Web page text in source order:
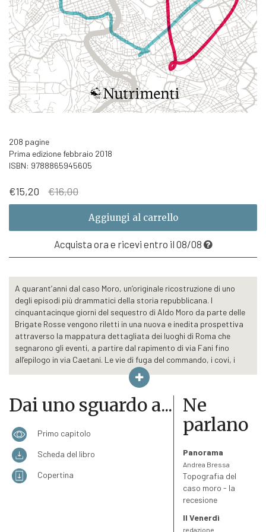
208 pagine
Prima edizione febbraio 2018
ISBN: 9788865945605
€16,00Il
prezzo
originale
era:
€16,00.
€15,20
Il
prezzo
attuale
€15,20.
Aggiungi al carrello
Acquista ora e ricevi entro il 08/08
A quarant’anni dal caso Moro, un’originale ricostruzione di uno
degli episodi più drammatici della storia repubblicana. I
cinquantacinque giorni del sequestro di Aldo Moro da parte delle
Brigate Rosse vengono riletti in una nuova e inedita prospettiva
attraverso la mappatura dettagliata dei luoghi di Roma che
segnarono gli eventi, a partire dal rapimento di via Fani fino
all’epilogo in via Caetani. Le vie di fuga del commando, i covi, i
luoghi di ritrovamento delle lettere di Moro e dei comunicati delle
Br. Un racconto incisivo e documentato, aggiornato con tutte le
novità emerse dai lavori della Seconda Commissione Moro, chiusa
nel dicembre 2017.
Roma, 16 marzo 1978. Intorno alle nove, Aldo Moro lascia la sua
abitazione in via del Forte Trionfale. Dopo qualche minuto è in via
Fani, punto di partenza di una vicenda che si concluderà
cinquantacinque giorni dopo, il 9 maggio, in via Caetani, con il
ritrovamento del corpo senza vita del presidente della
Democrazia cristiana.
Tra via Fani e via Caetani ci sono circa otto chilometri di distanza.
Uno spazio ridotto, che nel corso del sequestro si dilata e si
infittisce al punto da disegnare una mappa intricatissima. Decine
di luoghi, noti e meno noti, che rappresentano snodi fondamentali.
Dai uno sguardo a...
Primo capitolo
Scheda del libro
Copertina
Ne
parlano
Panorama
Andrea Bressa
Topografia del
caso moro - la
recesione
Il Venerdì
redazione